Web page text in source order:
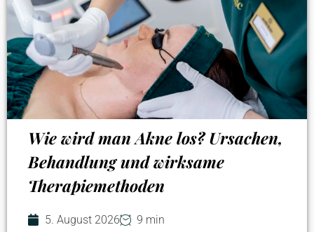
Wie wird man Akne los? Ursachen,
Behandlung und wirksame
Therapiemethoden
5. August 2026 9 min